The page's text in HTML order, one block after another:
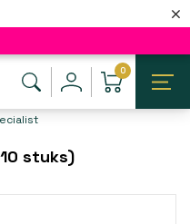
×
0
stuks)